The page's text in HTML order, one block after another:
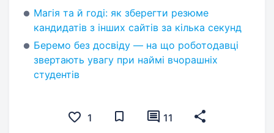
Магія та й годі: як зберегти резюме
кандидатів з інших сайтів за кілька секунд
Беремо без досвіду — на що роботодавці
звертають увагу при наймі вчорашніх
студентів
1 11